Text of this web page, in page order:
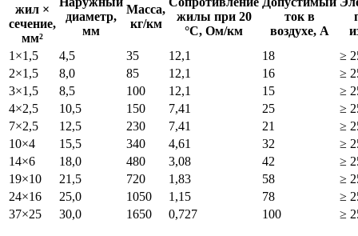
жил ×
сечение,
мм²
диаметр,
мм
Масса,
кг/км
жилы при 20
°C, Ом/км
ток в
воздухе, А
1×1,5
4,5 35 12,1 18
≥
2×1,5
8,0 85 12,1 16
≥
3×1,5
8,5 100 12,1 15
≥
4×2,5
10,5 150 7,41 25
≥
7×2,5
12,5 230 7,41 21
≥
10×4
15,5 340 4,61 32
≥
14×6
18,0 480 3,08 42
≥
19×10
21,5 720 1,83 58
≥
24×16
25,0 1050 1,15 78
≥
37×25
30,0 1650 0,727 100 ≥